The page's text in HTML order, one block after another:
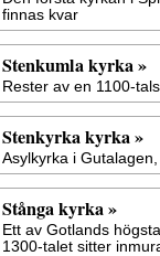
finnas kvar
Stenkumla kyrka »
Rester av en 1100-
Stenkyrka kyrka »
Asylkyrka i
Stånga kyrka »
Ett av Gotlands
1300-talet sitter